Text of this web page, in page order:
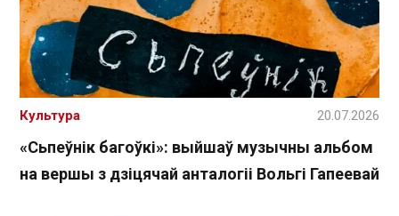
«Сьпеўнік багоўкі»: выйшаў музычны альбом
на вершы з дзіцячай анталогіі Вольгі Гапеевай
Культура 20.07.2026